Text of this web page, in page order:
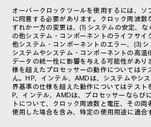
オーバークロックツールを使用するには、ソ
に同意する必要があります。クロック周波数
ずれか一方の変更は、(1) システムの安定、
の他システム・コンポーネントのライフサイ
他システム・コンポーネントのエラー、(3)
システムやシステム・コンポーネントの高温
データの統一性に影響を与える可能性があり
様を超えたプロセッサーの動作についてはテ
ん。HP、インテル、AMDは、システムやシ
界基準の仕様を超えた動作についてはテスト
P、インテル、AMDは、プロセッサーならび
トについて、クロック周波数と電圧、その
使用した場合を含み、特定の使用用途に適合